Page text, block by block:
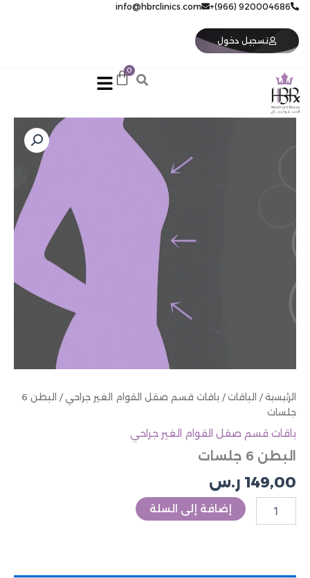
تخطي
المحتوى
920004686 (966)+
info@hbrclinics.com
تسجيل دخول
الرئيسية/ الباقات/ باقات قسم صقل القوام الغير جراحي
/ البطن 6
جلسات
باقات قسم صقل القوام الغير جراحي
البطن 6 جلسات
149,00 ر.س
إضافة إلى السلة